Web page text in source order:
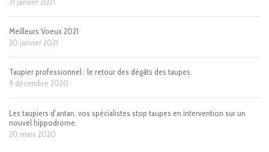
Meilleurs Voeux 2021
20 janvier 2021
Taupier professionnel : le retour des dégâts des taupes.
9 décembre 2020
Les taupiers d’antan, vos spécialistes stop taupes en intervention sur un
nouvel hippodrome.
20 mars 2020